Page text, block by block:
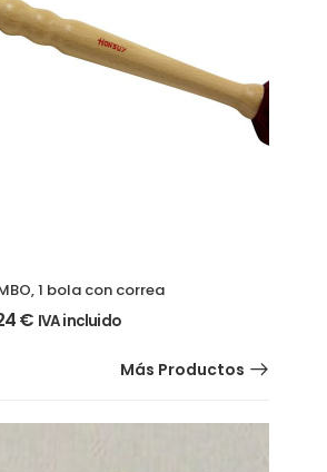
1 bola con correa
€ IVA incluido
Más Productos